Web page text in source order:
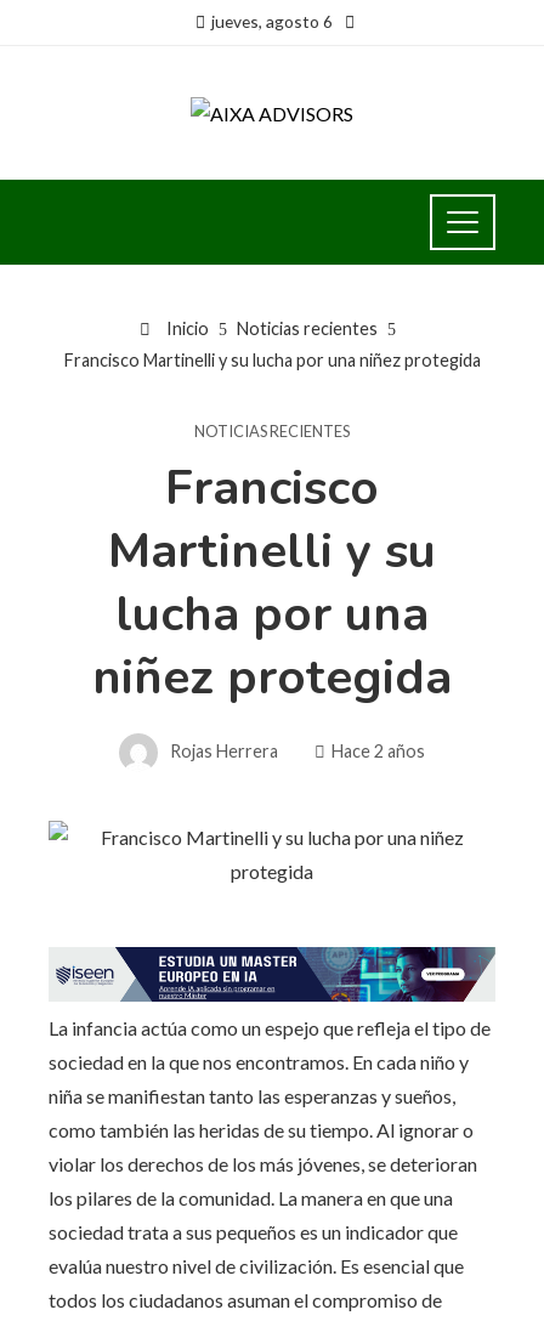
jueves, agosto 6
Inicio
Noticias recientes
Francisco Martinelli y su lucha por una niñez protegida
NOTICIAS RECIENTES
Francisco
Martinelli y su
lucha por una
niñez protegida
Rojas Herrera Hace 2 años
La infancia actúa como un espejo que refleja el tipo de
sociedad en la que nos encontramos. En cada niño y
niña se manifiestan tanto las esperanzas y sueños,
como también las heridas de su tiempo. Al ignorar o
violar los derechos de los más jóvenes, se deterioran
los pilares de la comunidad. La manera en que una
sociedad trata a sus pequeños es un indicador que
evalúa nuestro nivel de civilización. Es esencial que
todos los ciudadanos asuman el compromiso de